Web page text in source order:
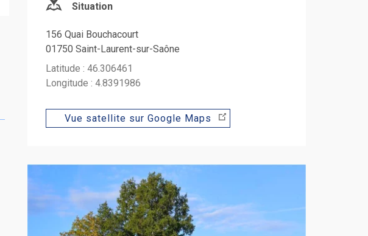
Situation
156 Quai Bouchacourt
01750 Saint-Laurent-sur-Saône
Latitude : 46.306461
Longitude : 4.8391986
Vue satellite sur Google Maps